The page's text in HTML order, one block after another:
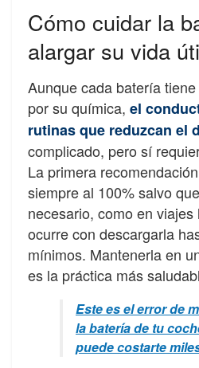
Cómo cuidar la
alargar su vida
Aunque cada batería
por su química, el
rutinas que reduzcan el
complicado, pero sí
La primera
siempre al 100% salvo
necesario, como en
ocurre con descargarla
mínimos. Mantenerla en
es la práctica más
Este es el error de
la batería de tu
puede costarte